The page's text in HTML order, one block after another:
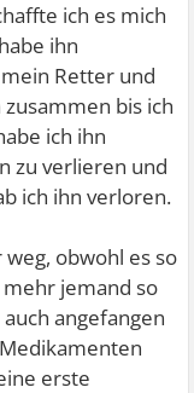
ich es mich
ihn
Retter und
bis ich
ich ihn
zu verlieren und
ich ihn verloren.
obwohl es so
mehr jemand so
angefangen
erste